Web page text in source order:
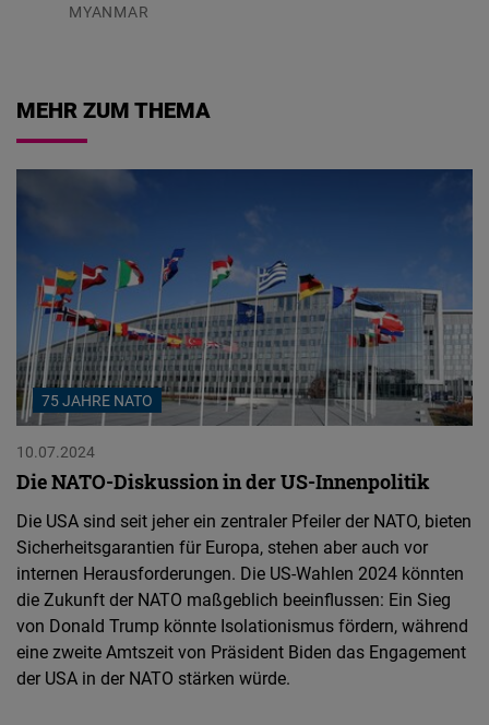
MYANMAR
MEHR ZUM THEMA
75 JAHRE NATO
10.07.2024
Die NATO-Diskussion in der US-Innenpolitik
Die USA sind seit jeher ein zentraler Pfeiler der NATO, bieten
Sicherheitsgarantien für Europa, stehen aber auch vor
internen Herausforderungen. Die US-Wahlen 2024 könnten
die Zukunft der NATO maßgeblich beeinflussen: Ein Sieg
von Donald Trump könnte Isolationismus fördern, während
eine zweite Amtszeit von Präsident Biden das Engagement
der USA in der NATO stärken würde.